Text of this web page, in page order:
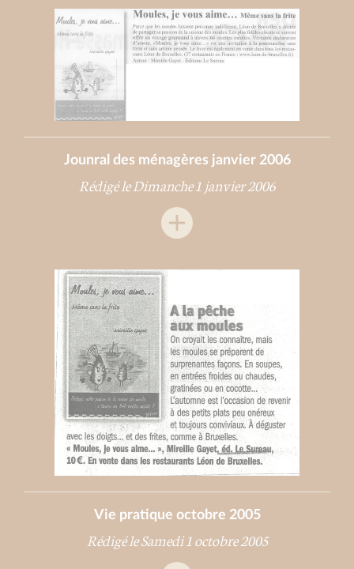
Jounral des ménagères janvier 2006
Rédigé le Dimanche 1 janvier 2006
Vie pratique octobre 2005
Rédigé le Samedi 1 octobre 2005